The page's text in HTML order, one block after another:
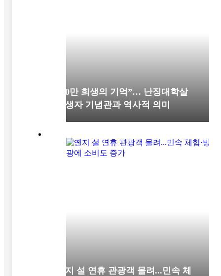
“30만 희생의 기억”… 난징대학살
희생자 기념관과 역사적 의미
옌지 설 연휴 관광객 몰려...민속 체